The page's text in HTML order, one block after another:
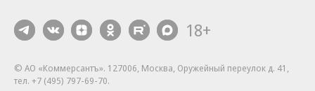
18+
© АО «Коммерсантъ». 127006, Москва, Оружейный переулок д. 41,
тел. +7 (495) 797-69-70.